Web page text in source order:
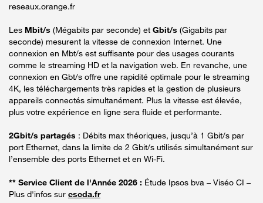
reseaux.orange.fr
Les Mbit/s (Mégabits par seconde) et Gbit/s (Gigabits par
seconde) mesurent la vitesse de connexion Internet. Une
connexion en Mbt/s est suffisante pour des usages courants
comme le streaming HD et la navigation web. En revanche, une
connexion en Gbt/s offre une rapidité optimale pour le streaming
4K, les téléchargements très rapides et la gestion de plusieurs
appareils connectés simultanément. Plus la vitesse est élevée,
plus votre expérience en ligne sera fluide et performante.
2Gbit/s partagés : Débits max théoriques, jusqu’à 1 Gbit/s par
port Ethernet, dans la limite de 2 Gbit/s utilisés simultanément sur
l’ensemble des ports Ethernet et en Wi-Fi.
** Service Client de l'Année 2026 : Étude Ipsos bva – Viséo CI –
Plus d'infos sur escda.fr